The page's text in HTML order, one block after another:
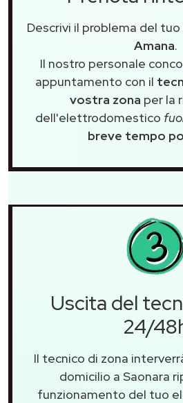
Descrivi il problema del
Amana.
Il nostro personale
appuntamento con il
vostra zona per la
dell'elettrodomestico
breve tempo
Uscita del
24/
Il tecnico di zona
domicilio a Saonara
funzionamento del tuo